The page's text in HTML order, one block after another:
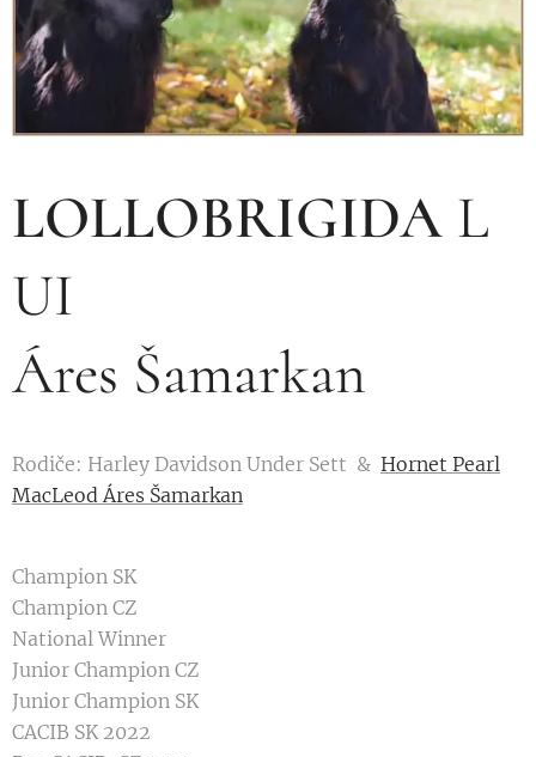
LOLLOBRIGIDA L
UI
Áres Šamarkan
Rodiče: Harley Davidson Under Sett & Hornet Pearl
MacLeod Áres Šamarkan
Champion SK
Champion CZ
National Winner
Junior Champion CZ
Junior Champion SK
CACIB SK 2022